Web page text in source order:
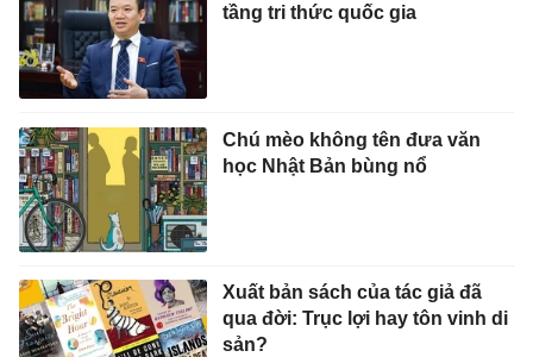
tầng tri thức quốc gia
Chú mèo không tên đưa văn
học Nhật Bản bùng nổ
Xuất bản sách của tác giả đã
qua đời: Trục lợi hay tôn vinh di
sản?